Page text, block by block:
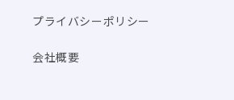
プライバシーポリシー
会社概要